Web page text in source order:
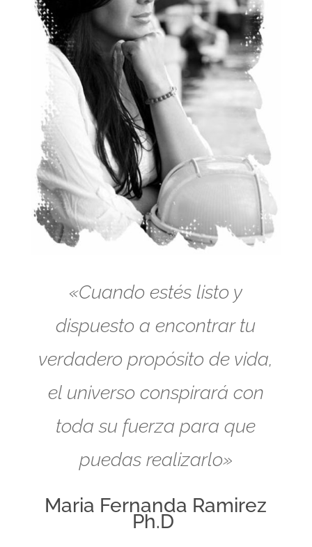
«Cuando estés listo y
dispuesto a encontrar tu
verdadero propósito de vida,
el universo conspirará con
toda su fuerza para que
puedas realizarlo»
Maria Fernanda Ramirez
Ph.D